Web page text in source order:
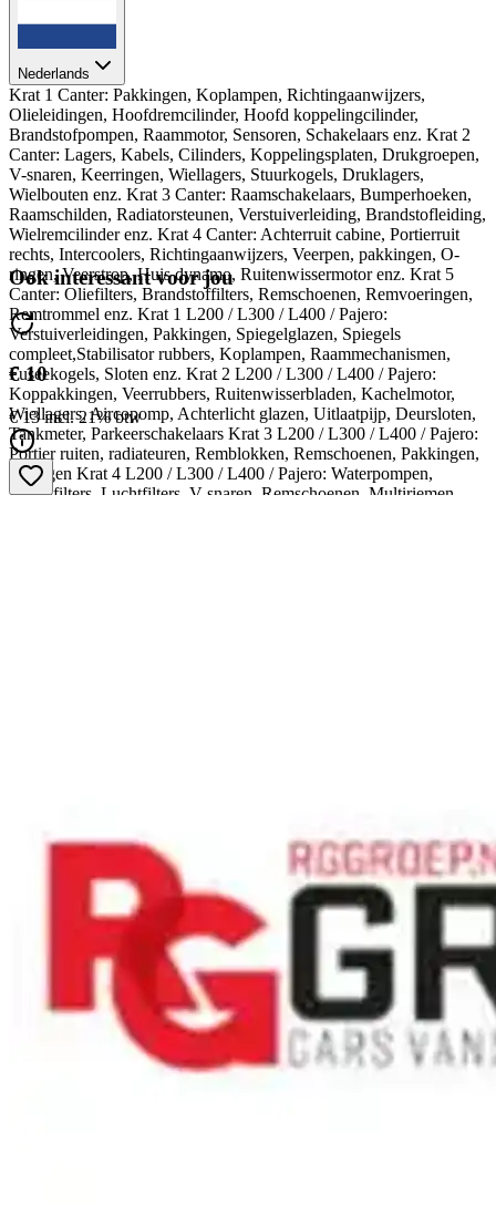
Nederlands
Krat 1 Canter: Pakkingen, Koplampen, Richtingaanwijzers,
Olieleidingen, Hoofdremcilinder, Hoofd koppelingcilinder,
Brandstofpompen, Raammotor, Sensoren, Schakelaars enz. Krat 2
Canter: Lagers, Kabels, Cilinders, Koppelingsplaten, Drukgroepen,
V-snaren, Keerringen, Wiellagers, Stuurkogels, Druklagers,
Wielbouten enz. Krat 3 Canter: Raamschakelaars, Bumperhoeken,
Raamschilden, Radiatorsteunen, Verstuiverleiding, Brandstofleiding,
Wielremcilinder enz. Krat 4 Canter: Achterruit cabine, Portierruit
rechts, Intercoolers, Richtingaanwijzers, Veerpen, pakkingen, O-
ringen, Veerstrop, Huis dynamo, Ruitenwissermotor enz. Krat 5
Canter: Oliefilters, Brandstoffilters, Remschoenen, Remvoeringen,
Remtrommel enz. Krat 1 L200 / L300 / L400 / Pajero:
Verstuiverleidingen, Pakkingen, Spiegelglazen, Spiegels
compleet,Stabilisator rubbers, Koplampen, Raammechanismen,
Fuseekogels, Sloten enz. Krat 2 L200 / L300 / L400 / Pajero:
Koppakkingen, Veerrubbers, Ruitenwisserbladen, Kachelmotor,
Wiellagers, Aircopomp, Achterlicht glazen, Uitlaatpijp, Deursloten,
Tankmeter, Parkeerschakelaars Krat 3 L200 / L300 / L400 / Pajero:
Portier ruiten, radiateuren, Remblokken, Remschoenen, Pakkingen,
O-ringen Krat 4 L200 / L300 / L400 / Pajero: Waterpompen,
Dieselfilters, Luchtfilters, V-snaren, Remschoenen, Multiriemen,
Ook interessant voor jou
€ 10
€ 13 incl. 21% btw